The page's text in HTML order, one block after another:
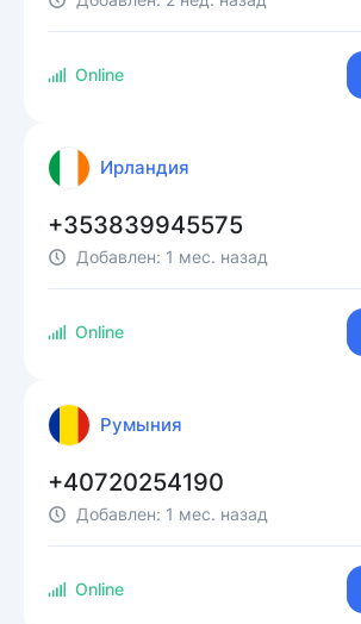
Online
Ирландия
+353839945575
Добавлен: 1 мес. назад
Online
Румыния
+40720254190
Добавлен: 1 мес. назад
Online